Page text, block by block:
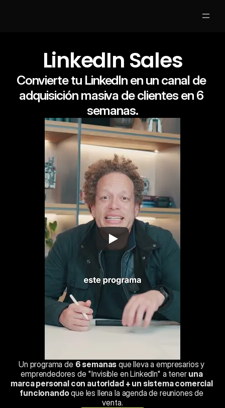
Partners
Clases Gratis
Mentores
Nosotros
Jobs
Acceso Alumnos
LinkedIn Sales
Convierte tu LinkedIn en un canal de
adquisición masiva de clientes en 6
semanas.
Un programa de 6 semanas que lleva a empresarios y
emprendedores de "Invisible en LinkedIn" a tener una
marca personal con autoridad + un sistema comercial
funcionando que les llena la agenda de reuniones de
venta.